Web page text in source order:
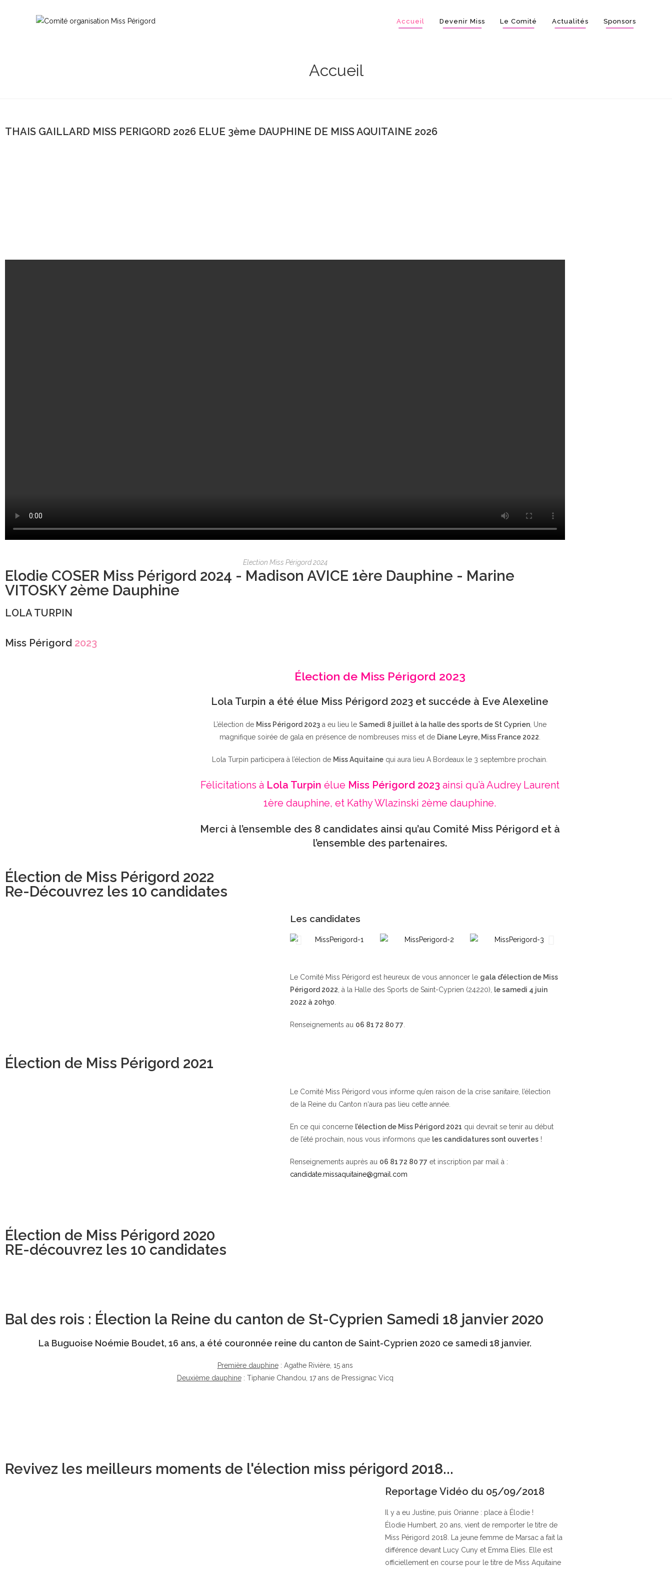
Accueil Devenir Miss Le Comité Actualités Sponsors
Accueil
THAIS GAILLARD MISS PERIGORD 2026 ELUE 3ème DAUPHINE DE MISS AQUITAINE 2026
Election Miss Périgord 2024
Elodie COSER Miss Périgord 2024 - Madison AVICE 1ère Dauphine - Marine
VITOSKY 2ème Dauphine
LOLA TURPIN
Miss Périgord 2023
Élection de Miss Périgord 2023
Lola Turpin a été élue Miss Périgord 2023 et succéde à Eve Alexeline
L’élection de Miss Périgord 2023a eu lieu le Samedi 8 juillet à la halle des sports de St Cyprien, Une
magnifique soirée de gala en présence de nombreuses miss et de Diane Leyre, Miss France 2022
Lola Turpin participera à l’élection de Miss Aquitaine qui aura lieu A Bordeaux le 3 septembre prochain.
Félicitations à Lola Turpin élue Miss Périgord 2023ainsi qu’à Audrey Laurent
1ère dauphine, et Kathy Wlazinski 2ème dauphine.
Merci à l’ensemble des 8 candidates ainsi qu’au Comité Miss Périgord et à
l’ensemble des partenaires.
Élection de Miss Périgord 2022
Re-Découvrez les 10 candidates
Les candidates
Le Comité Miss Périgord est heureux de vous annoncer le gala d’élection de Miss
Périgord 2022 , à la Halle des Sports de Saint-Cyprien (24220),
le samedi 4 juin
2022 à 20h30
Renseignements au 06 81 72 80 77
Élection de Miss Périgord 2021
Le Comité Miss Périgord vous informe qu’en raison de la crise sanitaire, l’élection
de la Reine du Canton n‘aura pas lieu cette année.
En ce qui concerne l’élection de Miss Périgord 2021 qui devrait se tenir au début
de l’été prochain, nous vous informons que les candidatures sont ouvertes !
Renseignements auprès au 06 81 72 80 77 et inscription par mail à :
candidate.missaquitaine@gmail.com
Élection de Miss Périgord 2020
RE-découvrez les 10 candidates
Bal des rois : Élection la Reine du canton de St-Cyprien Samedi 18 janvier 2020
La Buguoise Noémie Boudet, 16 ans, a été couronnée reine du canton de Saint-Cyprien 2020 ce samedi 18 janvier.
Première dauphine: Agathe Rivière, 15 ans
Deuxième dauphine: Tiphanie Chandou, 17 ans de Pressignac Vicq
Revivez les meilleurs moments de l'élection miss périgord 2018...
Reportage Vidéo du 05/09/2018
Il y a eu Justine, puis Orianne : place à Élodie !
Élodie Humbert, 20 ans, vient de remporter le titre de
Miss Périgord 2018. La jeune femme de Marsac a fait la
différence devant Lucy Cuny et Emma Elies. Elle est
officiellement en course pour le titre de Miss Aquitaine